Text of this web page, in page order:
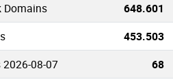
Domains 648.601
453.503
2026-08-07 68